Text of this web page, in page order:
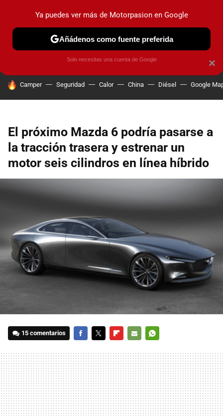
PRUEBAS COCHES ELÉCTRICOS OBSERVATORIO
HOY SE HABLA DE
Camper Seguridad Calor China Diésel Google
El próximo Mazda 6 podría pasarse a
la tracción trasera y estrenar un
motor seis cilindros en línea híbrido
15 comentarios
MAIL
×
Ya puedes ver más de Motorpasion en Google
Añádenos como fuente preferida
Solo necesitas una cuenta de Google